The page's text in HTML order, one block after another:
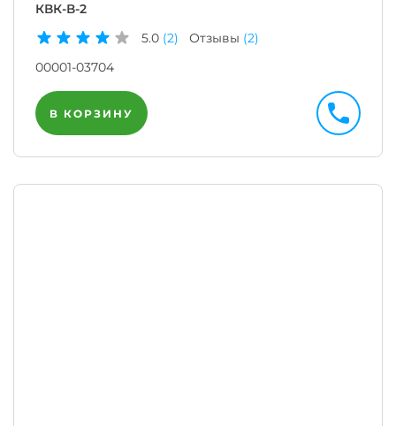
КВК-В-2
5.0 (2) Отзывы (2)
00001-03704
В КОРЗИНУ